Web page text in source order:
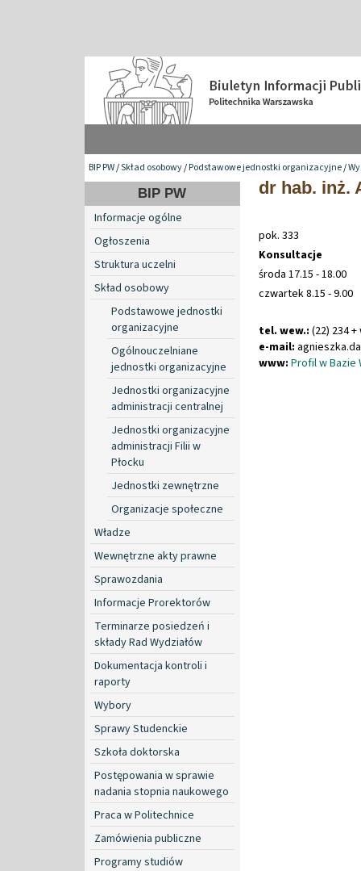
BIP PW/Skład osobowy/Podstawowe jednostki organizacyjne/
BIP PW
Informacje ogólne
Ogłoszenia
Struktura uczelni
Skład osobowy
Podstawowe jednostki
organizacyjne
Ogólnouczelniane
jednostki organizacyjne
Jednostki organizacyjne
administracji centralnej
Jednostki organizacyjne
administracji Filii w
Płocku
Jednostki zewnętrzne
Organizacje społeczne
Władze
Wewnętrzne akty prawne
Sprawozdania
Informacje Prorektorów
Terminarze posiedzeń i
składy Rad Wydziałów
Dokumentacja kontroli i
raporty
Wybory
Sprawy Studenckie
Szkoła doktorska
Postępowania w sprawie
nadania stopnia naukowego
Praca w Politechnice
Zamówienia publiczne
Programy studiów
dr hab. inż.
pok. 333
Konsultacje
środa 17.15 - 18.00
czwartek 8.15 - 9.00
tel. wew.: (22) 234
e-mail: agnieszka.
www: Profil w Bazie